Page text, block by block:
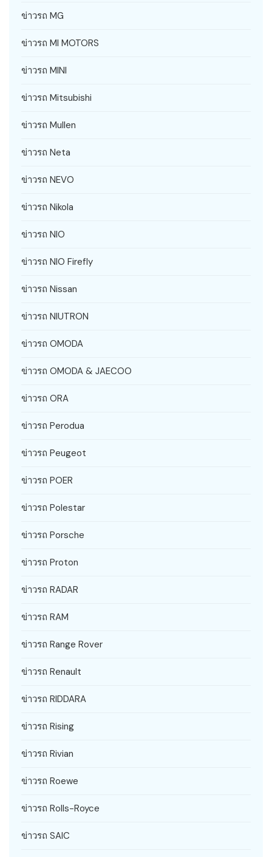
ข่าวรถ MG
ข่าวรถ MI MOTORS
ข่าวรถ MINI
ข่าวรถ Mitsubishi
ข่าวรถ Mullen
ข่าวรถ Neta
ข่าวรถ NEVO
ข่าวรถ Nikola
ข่าวรถ NIO
ข่าวรถ NIO Firefly
ข่าวรถ Nissan
ข่าวรถ NIUTRON
ข่าวรถ OMODA
ข่าวรถ OMODA & JAECOO
ข่าวรถ ORA
ข่าวรถ Perodua
ข่าวรถ Peugeot
ข่าวรถ POER
ข่าวรถ Polestar
ข่าวรถ Porsche
ข่าวรถ Proton
ข่าวรถ RADAR
ข่าวรถ RAM
ข่าวรถ Range Rover
ข่าวรถ Renault
ข่าวรถ RIDDARA
ข่าวรถ Rising
ข่าวรถ Rivian
ข่าวรถ Roewe
ข่าวรถ Rolls-Royce
ข่าวรถ SAIC